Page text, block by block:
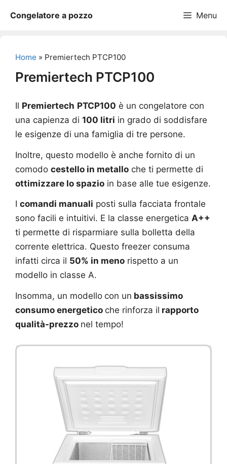
Congelatore a pozzo Menu
Home » Premiertech PTCP100
Premiertech PTCP100
Il Premiertech PTCP100 è un congelatore con
una capienza di 100 litri in grado di soddisfare
le esigenze di una famiglia di tre persone.
Inoltre, questo modello è anche fornito di un
comodo cestello in metallo che ti permette di
ottimizzare lo spazio in base alle tue esigenze.
I comandi manuali posti sulla facciata frontale
sono facili e intuitivi. E la classe energetica A++
ti permette di risparmiare sulla bolletta della
corrente elettrica. Questo freezer consuma
infatti circa il 50% in meno rispetto a un
modello in classe A.
Insomma, un modello con un bassissimo
consumo energetico che rinforza il rapporto
qualità-prezzo nel tempo!